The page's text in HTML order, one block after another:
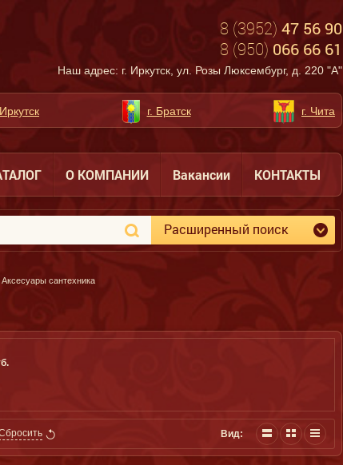
8 (3952) 47 56 90
8 (950) 066 66 61
Наш адрес: г. Иркутск, ул. Розы Люксембург, д. 220 "А"
г. Братск г. Чита
О КОМПАНИИ Вакансии КОНТАКТЫ
Расширенный поиск
Аксесуары сантехника
Вид: